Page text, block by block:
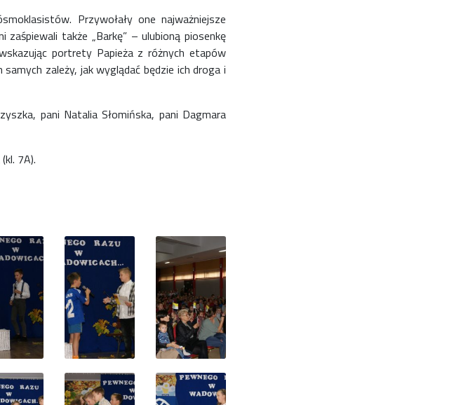
Przywołały one najważniejsze
zaśpiewali także „Barkę” – ulubioną piosenkę
portrety Papieża z różnych etapów
zależy, jak wyglądać będzie ich droga i
pani Natalia Słomińska, pani Dagmara
7A).